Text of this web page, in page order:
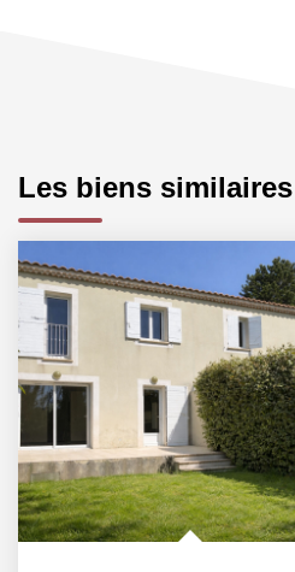
Les biens similaires